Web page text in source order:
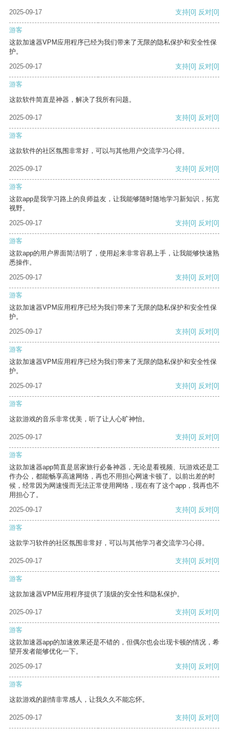
2025-09-17 支持[0] 反对[0]
游客
这款加速器VPM应用程序已经为我们带来了无限的隐私保护和安全性保
护。
2025-09-17
支持[0] 反对[0]
游客
这款软件简直是神器，解决了我所有问题。
2025-09-17 支持[0] 反对[0]
游客
这款软件的社区氛围非常好，可以与其他用户交流学习心得。
2025-09-17 支持[0] 反对[0]
游客
这款app是我学习路上的良师益友，让我能够随时随地学习新知识，拓宽
视野。
2025-09-17
支持[0] 反对[0]
游客
这款app的用户界面简洁明了，使用起来非常容易上手，让我能够快速熟
悉操作。
2025-09-17
支持[0] 反对[0]
游客
这款加速器VPM应用程序已经为我们带来了无限的隐私保护和安全性保
护。
2025-09-17
支持[0] 反对[0]
游客
这款加速器VPM应用程序已经为我们带来了无限的隐私保护和安全性保
护。
2025-09-17
支持[0] 反对[0]
游客
这款游戏的音乐非常优美，听了让人心旷神怡。
2025-09-17 支持[0] 反对[0]
游客
这款加速器app简直是居家旅行必备神器，无论是看视频、玩游戏还是工
作办公，都能畅享高速网络，再也不用担心网速卡顿了。以前出差的时
候，经常因为网速慢而无法正常使用网络，现在有了这个app，我再也不
用担心了。
2025-09-17
支持[0] 反对[0]
游客
这款学习软件的社区氛围非常好，可以与其他学习者交流学习心得。
2025-09-17 支持[0] 反对[0]
游客
这款加速器VPM应用程序提供了顶级的安全性和隐私保护。
2025-09-17 支持[0] 反对[0]
游客
这款加速器app的加速效果还是不错的，但偶尔也会出现卡顿的情况，希
望开发者能够优化一下。
2025-09-17
支持[0] 反对[0]
游客
这款游戏的剧情非常感人，让我久久不能忘怀。
2025-09-17 支持[0] 反对[0]